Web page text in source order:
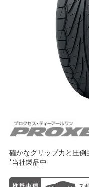
確かなグリップ力と圧倒
*当社製品中